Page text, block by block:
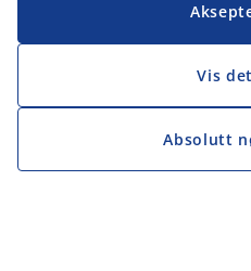
Vis
Absolutt